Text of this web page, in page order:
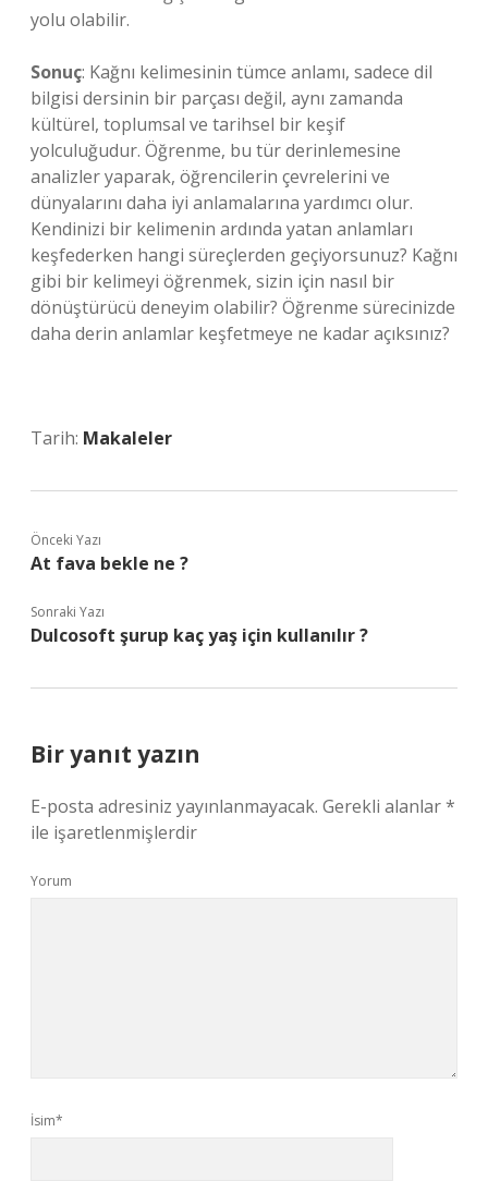
yolu olabilir.
Sonuç: Kağnı kelimesinin tümce anlamı, sadece dil
bilgisi dersinin bir parçası değil, aynı zamanda
kültürel, toplumsal ve tarihsel bir keşif
yolculuğudur. Öğrenme, bu tür derinlemesine
analizler yaparak, öğrencilerin çevrelerini ve
dünyalarını daha iyi anlamalarına yardımcı olur.
Kendinizi bir kelimenin ardında yatan anlamları
keşfederken hangi süreçlerden geçiyorsunuz? Kağnı
gibi bir kelimeyi öğrenmek, sizin için nasıl bir
dönüştürücü deneyim olabilir? Öğrenme sürecinizde
daha derin anlamlar keşfetmeye ne kadar açıksınız?
Tarih: Makaleler
Önceki Yazı
At fava bekle ne ?
Sonraki Yazı
Dulcosoft şurup kaç yaş için kullanılır ?
Bir yanıt yazın
E-posta adresiniz yayınlanmayacak. Gerekli alanlar*
ile işaretlenmişlerdir
Yorum
İsim*